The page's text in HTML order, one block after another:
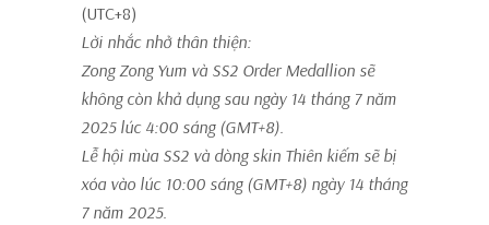
(UTC+8)
Lời nhắc nhở thân thiện:
Zong Zong Yum và SS2 Order Medallion sẽ
không còn khả dụng sau ngày 14 tháng 7 năm
2025 lúc 4:00 sáng (GMT+8).
Lễ hội mùa SS2 và dòng skin Thiên kiếm sẽ bị
xóa vào lúc 10:00 sáng (GMT+8) ngày 14 tháng
7 năm 2025.